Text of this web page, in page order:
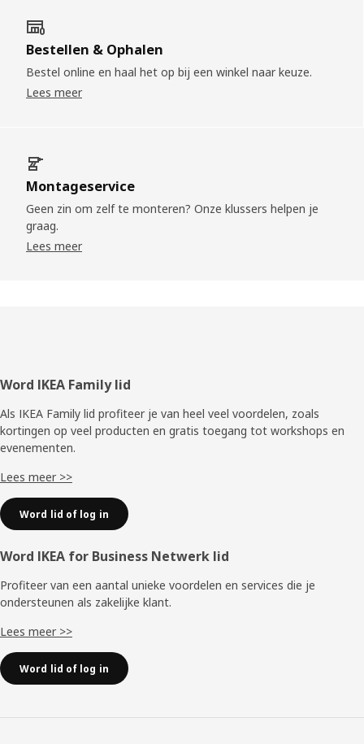
Bestellen & Ophalen
Bestel online en haal het op bij een winkel naar keuze.
Lees meer
Montageservice
Geen zin om zelf te monteren? Onze klussers helpen je
graag.
Lees meer
Voettekst
Word IKEA Family lid
Als IKEA Family lid profiteer je van heel veel voordelen, zoals
kortingen op veel producten en gratis toegang tot workshops en
evenementen.
Lees meer >>
Word lid of log in
Word IKEA for Business Netwerk lid
Profiteer van een aantal unieke voordelen en services die je
ondersteunen als zakelijke klant.
Lees meer >>
Word lid of log in